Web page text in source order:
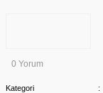
0 Yorum
Kategori